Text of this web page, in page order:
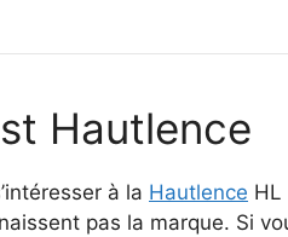
Hautlence
à la Hautlence HL
pas la marque. Si